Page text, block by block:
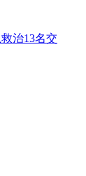
治13名交